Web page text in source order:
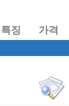
특징 가격